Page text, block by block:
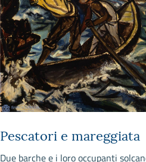
Pescatori e mareggiata
Due barche e i loro occupanti